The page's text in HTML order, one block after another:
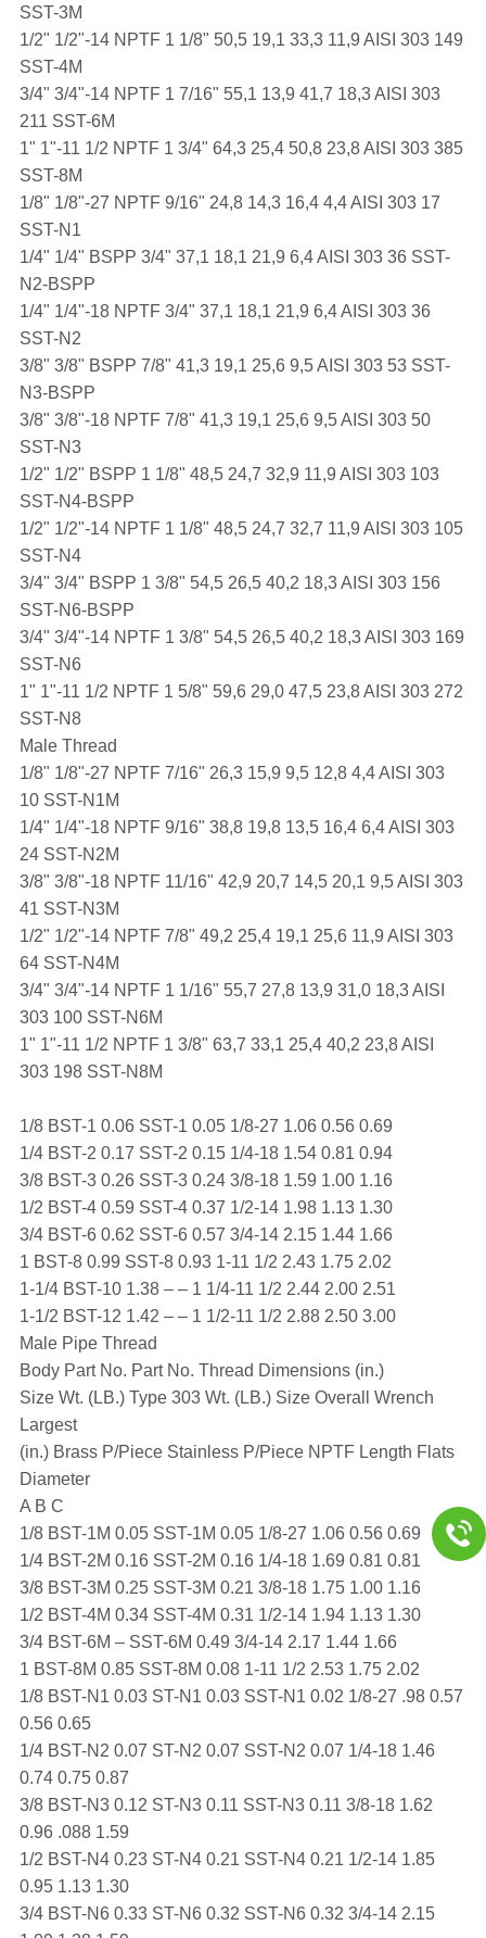
SST-3M
1/2" 1/2"-14 NPTF 1 1/8" 50,5 19,1 33,3 11,9 AISI 303 149
SST-4M
3/4" 3/4"-14 NPTF 1 7/16" 55,1 13,9 41,7 18,3 AISI 303
211 SST-6M
1" 1"-11 1/2 NPTF 1 3/4" 64,3 25,4 50,8 23,8 AISI 303 385
SST-8M
1/8" 1/8"-27 NPTF 9/16" 24,8 14,3 16,4 4,4 AISI 303 17
SST-N1
1/4" 1/4" BSPP 3/4" 37,1 18,1 21,9 6,4 AISI 303 36 SST-
N2-BSPP
1/4" 1/4"-18 NPTF 3/4" 37,1 18,1 21,9 6,4 AISI 303 36
SST-N2
3/8" 3/8" BSPP 7/8" 41,3 19,1 25,6 9,5 AISI 303 53 SST-
N3-BSPP
3/8" 3/8"-18 NPTF 7/8" 41,3 19,1 25,6 9,5 AISI 303 50
SST-N3
1/2" 1/2" BSPP 1 1/8" 48,5 24,7 32,9 11,9 AISI 303 103
SST-N4-BSPP
1/2" 1/2"-14 NPTF 1 1/8" 48,5 24,7 32,7 11,9 AISI 303 105
SST-N4
3/4" 3/4" BSPP 1 3/8" 54,5 26,5 40,2 18,3 AISI 303 156
SST-N6-BSPP
3/4" 3/4"-14 NPTF 1 3/8" 54,5 26,5 40,2 18,3 AISI 303 169
SST-N6
1" 1"-11 1/2 NPTF 1 5/8" 59,6 29,0 47,5 23,8 AISI 303 272
SST-N8
Male Thread
1/8" 1/8"-27 NPTF 7/16" 26,3 15,9 9,5 12,8 4,4 AISI 303
10 SST-N1M
1/4" 1/4"-18 NPTF 9/16" 38,8 19,8 13,5 16,4 6,4 AISI 303
24 SST-N2M
3/8" 3/8"-18 NPTF 11/16" 42,9 20,7 14,5 20,1 9,5 AISI 303
41 SST-N3M
1/2" 1/2"-14 NPTF 7/8" 49,2 25,4 19,1 25,6 11,9 AISI 303
64 SST-N4M
3/4" 3/4"-14 NPTF 1 1/16" 55,7 27,8 13,9 31,0 18,3 AISI
303 100 SST-N6M
1" 1"-11 1/2 NPTF 1 3/8" 63,7 33,1 25,4 40,2 23,8 AISI
303 198 SST-N8M
1/8 BST-1 0.06 SST-1 0.05 1/8-27 1.06 0.56 0.69
1/4 BST-2 0.17 SST-2 0.15 1/4-18 1.54 0.81 0.94
3/8 BST-3 0.26 SST-3 0.24 3/8-18 1.59 1.00 1.16
1/2 BST-4 0.59 SST-4 0.37 1/2-14 1.98 1.13 1.30
3/4 BST-6 0.62 SST-6 0.57 3/4-14 2.15 1.44 1.66
1 BST-8 0.99 SST-8 0.93 1-11 1/2 2.43 1.75 2.02
1-1/4 BST-10 1.38 – – 1 1/4-11 1/2 2.44 2.00 2.51
1-1/2 BST-12 1.42 – – 1 1/2-11 1/2 2.88 2.50 3.00
Male Pipe Thread
Body Part No. Part No. Thread Dimensions (in.)
Size Wt. (LB.) Type 303 Wt. (LB.) Size Overall Wrench
Largest
(in.) Brass P/Piece Stainless P/Piece NPTF Length Flats
Diameter
A B C
1/8 BST-1M 0.05 SST-1M 0.05 1/8-27 1.06 0.56 0.69
1/4 BST-2M 0.16 SST-2M 0.16 1/4-18 1.69 0.81 0.81
3/8 BST-3M 0.25 SST-3M 0.21 3/8-18 1.75 1.00 1.16
1/2 BST-4M 0.34 SST-4M 0.31 1/2-14 1.94 1.13 1.30
3/4 BST-6M – SST-6M 0.49 3/4-14 2.17 1.44 1.66
1 BST-8M 0.85 SST-8M 0.08 1-11 1/2 2.53 1.75 2.02
1/8 BST-N1 0.03 ST-N1 0.03 SST-N1 0.02 1/8-27 .98 0.57
0.56 0.65
1/4 BST-N2 0.07 ST-N2 0.07 SST-N2 0.07 1/4-18 1.46
0.74 0.75 0.87
3/8 BST-N3 0.12 ST-N3 0.11 SST-N3 0.11 3/8-18 1.62
0.96 .088 1.59
1/2 BST-N4 0.23 ST-N4 0.21 SST-N4 0.21 1/2-14 1.85
0.95 1.13 1.30
3/4 BST-N6 0.33 ST-N6 0.32 SST-N6 0.32 3/4-14 2.15